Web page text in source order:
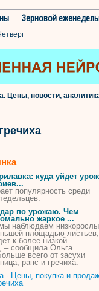
Зерновой
Цены, новости,
куда уйдет
популярность среди
по урожаю. Чем
жаркое ...
наблюдаем
площадью
к более низкой
– сообщила Ольга
всего от засухи
рапс и гречиха.